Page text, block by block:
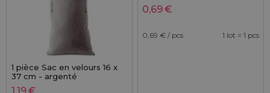
1 pièce Sac en velours 16 x
37 cm - argenté
0,69€
0,69 € / pcs 1 lot = 1 pcs